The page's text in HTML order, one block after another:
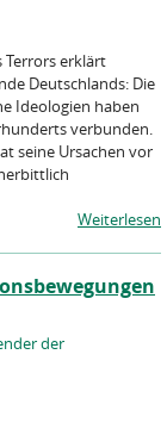
Terrors erklärt
Deutschlands: Die
Ideologien haben
verbunden.
seine Ursachen vor
Weiterlesen
der